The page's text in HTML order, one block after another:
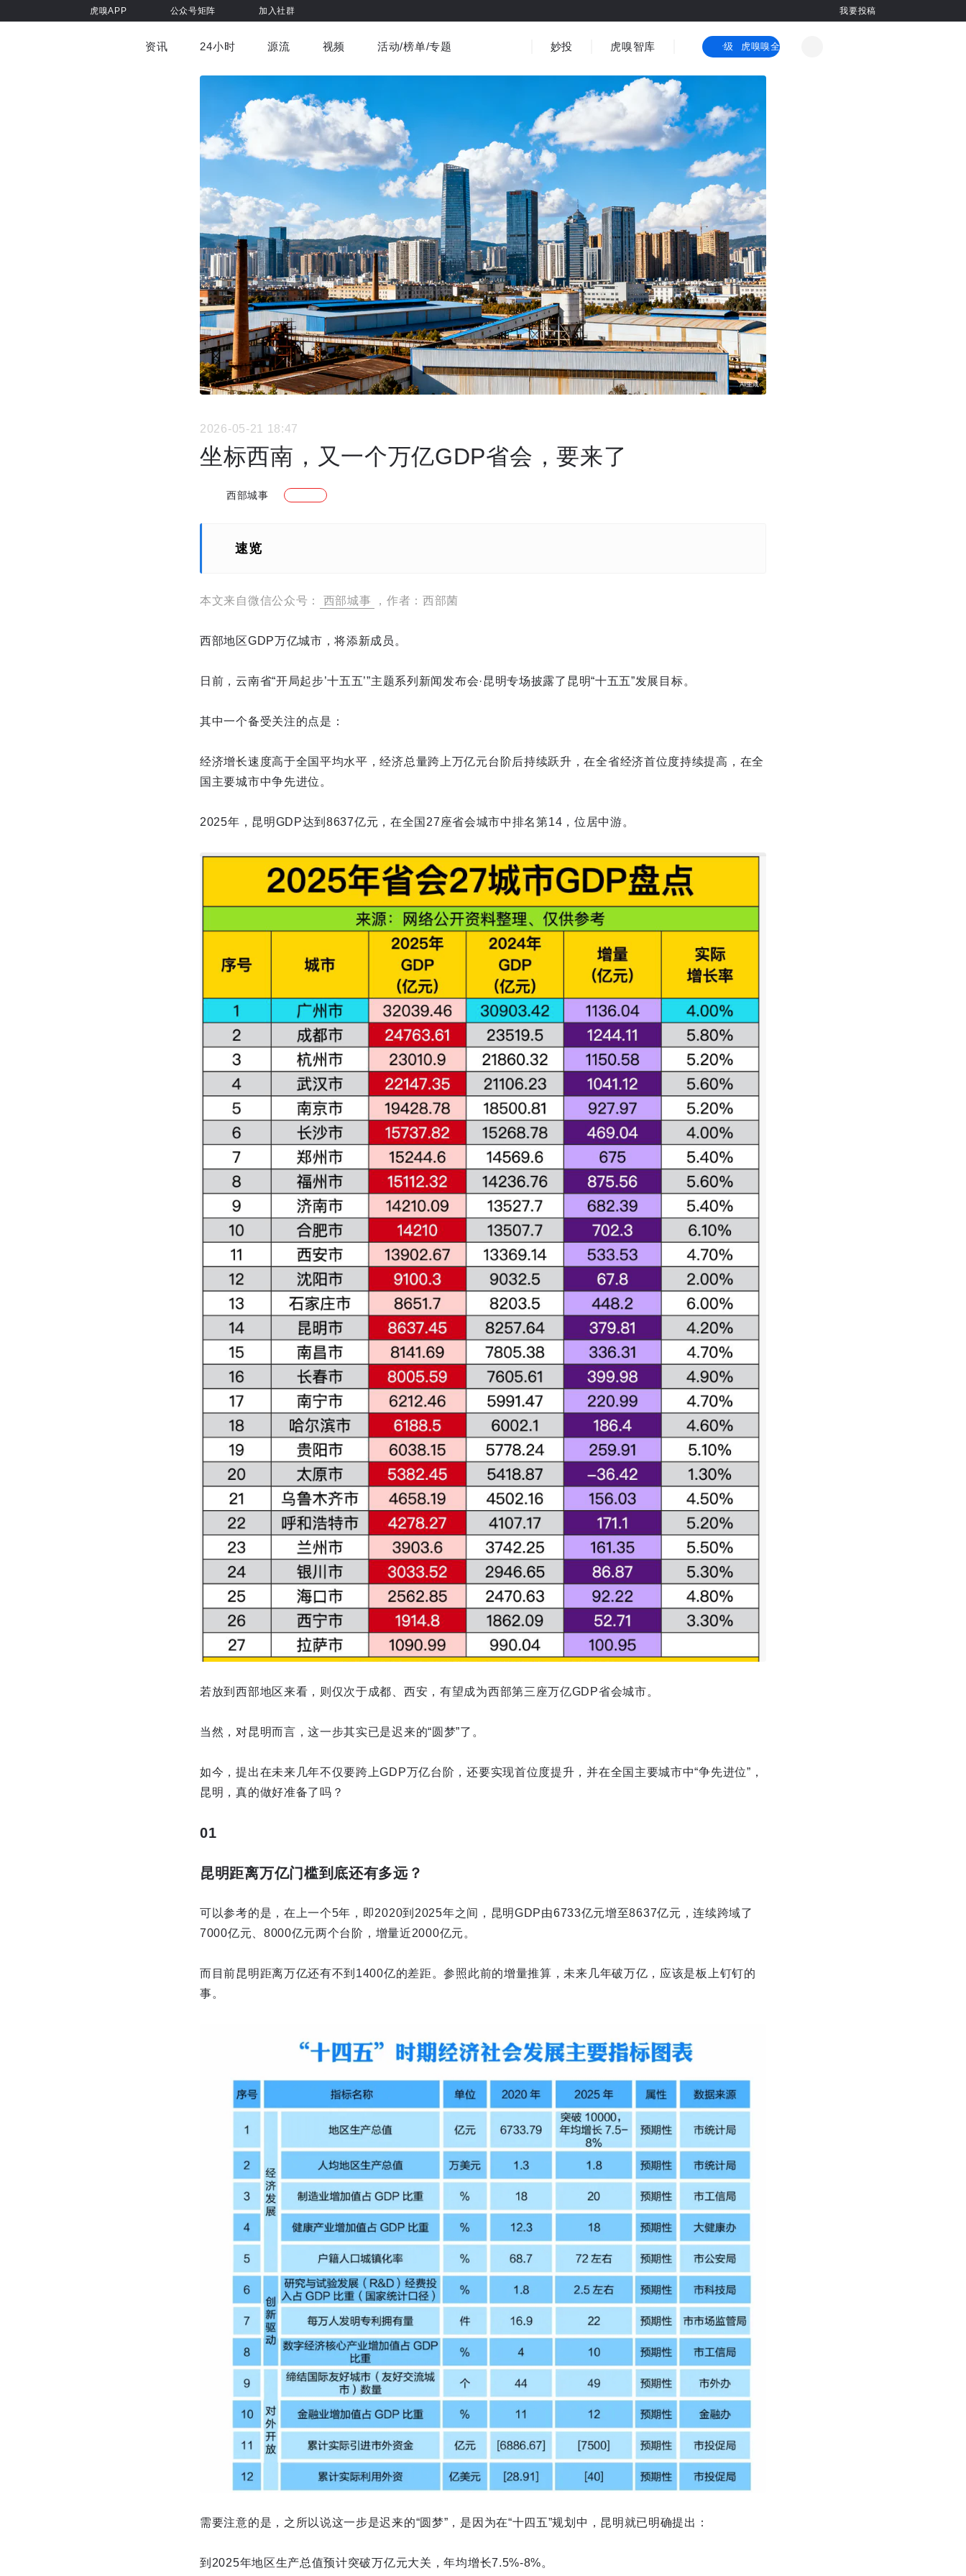
虎嗅APP 公众号矩阵 加入社群 我要投稿
资讯 24小时 源流 视频 活动/榜单/专题 妙投 虎嗅智库 虎嗅嗅全新升级
2026-05-21 18:47
坐标西南，又一个万亿GDP省会，要来了
西部城事
速览
本文来自微信公众号： 西部城事 ，作者：西部菌
西部地区GDP万亿城市，将添新成员。
日前，云南省“开局起步’十五五’”主题系列新闻发布会·昆明专场披露了昆明“十五五”发展目标。
其中一个备受关注的点是：
经济增长速度高于全国平均水平，经济总量跨上万亿元台阶后持续跃升，在全省经济首位度持续提高，在全
国主要城市中争先进位。
2025年，昆明GDP达到8637亿元，在全国27座省会城市中排名第14，位居中游。
若放到西部地区来看，则仅次于成都、西安，有望成为西部第三座万亿GDP省会城市。
当然，对昆明而言，这一步其实已是迟来的“圆梦”了。
如今，提出在未来几年不仅要跨上GDP万亿台阶，还要实现首位度提升，并在全国主要城市中“争先进位”，
昆明，真的做好准备了吗？
01
昆明距离万亿门槛到底还有多远？
可以参考的是，在上一个5年，即2020到2025年之间，昆明GDP由6733亿元增至8637亿元，连续跨域了
7000亿元、8000亿元两个台阶，增量近2000亿元。
而目前昆明距离万亿还有不到1400亿的差距。参照此前的增量推算，未来几年破万亿，应该是板上钉钉的
事。
需要注意的是，之所以说这一步是迟来的“圆梦”，是因为在“十四五”规划中，昆明就已明确提出：
到2025年地区生产总值预计突破万亿元大关，年均增长7.5%-8%。